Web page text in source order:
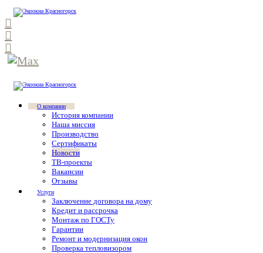
О компании
История компании
Наша миссия
Производство
Сертификаты
Новости
ТВ-проекты
Вакансии
Отзывы
Услуги
Заключение договора на дому
Кредит и рассрочка
Монтаж по ГОСТу
Гарантии
Ремонт и модернизация окон
Проверка тепловизором